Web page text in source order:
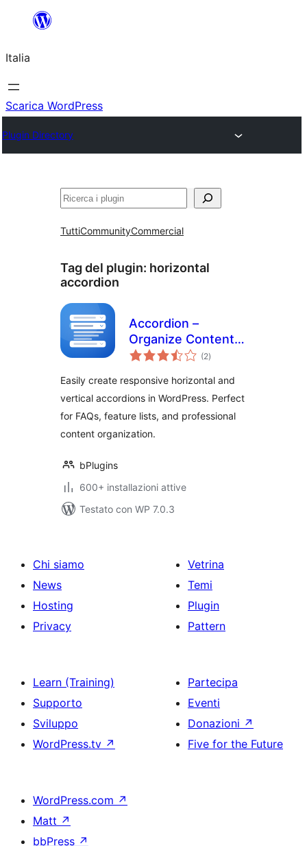
contenuto
Italia
Scarica WordPress
Plugin Directory
Cerca
TuttiCommunityCommercial
Tag del plugin: horizontal
accordion
Accordion –
Organize Content
into Clean
Sections
(2valutazioni
totali
)
Easily create responsive horizontal and
vertical accordions in WordPress. Perfect
for FAQs, feature lists, and professional
content organization.
bPlugins
600+ installazioni attive
Testato con WP 7.0.3
Chi siamo
News
Hosting
Privacy
Vetrina
Temi
Plugin
Pattern
Learn (Training)
Supporto
Sviluppo
WordPress.tv ↗
Partecipa
Eventi
Donazioni ↗
Five for the Future
WordPress.com ↗
Matt ↗
bbPress ↗